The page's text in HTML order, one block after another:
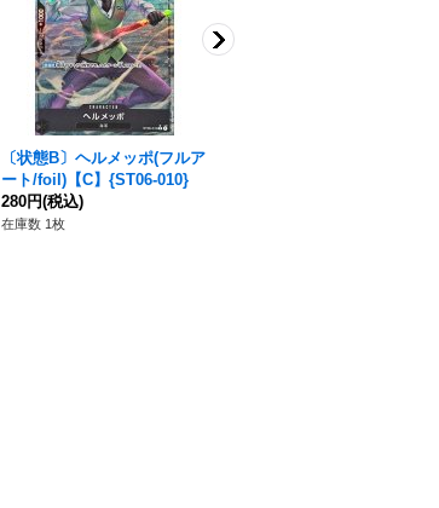
〔状態B〕ヘルメッポ(フルア
ート/foil)【C】{ST06-010}
280円(税込)
在庫数 1枚